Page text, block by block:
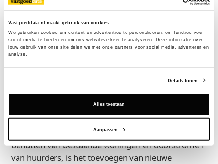
Vastgoeddata.nl maakt gebruik van cookies
We gebruiken cookies om content en advertenties te personaliseren, om functies voor
social media te bieden en om ons websiteverkeer te analyseren. Deze informatie over
jouw gebruik van onze site delen we met onze partners voor social media, adverteren en
analyse.
Details tonen
Alles toestaan
Aanpassen
verantwoordelijk voor het betalen van de huur. Via
een advertentie op Woonnet Haaglanden konden
geïnteresseerden zich inschrijven. Daar hebben heel
veel mensen op gereageerd.”
Eerste sociale woningen op de Binckhorst
Gijsbert van Herk, bestuursvoorzitter Staedion: “De
Binckhorst is een mooie gebiedsontwikkeling voor
Den Haag. Wij zijn dan ook trots dat wij hier de
eerste sociale huurwoningen met ruimte voor
voorzieningen mogen opleveren. Naast het beter
benutten van bestaande woningen en doorstromen
van huurders, is het toevoegen van nieuwe